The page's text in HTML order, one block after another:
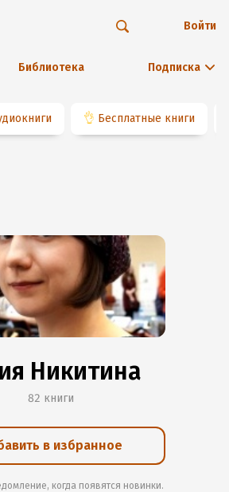
Библиотека Подписка
Войти
👌 Бесплатные книги
Никитина
82 книги
в избранное
когда появятся новинки.